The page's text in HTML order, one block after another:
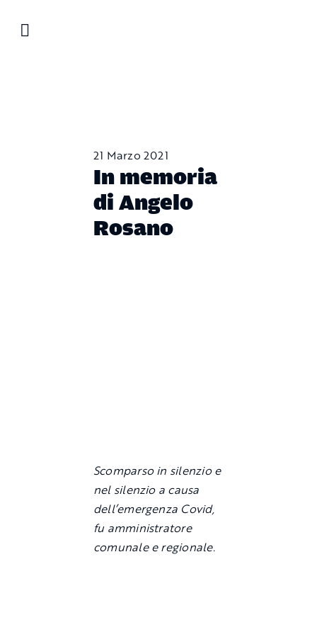
21 Marzo 2021
In memoria
di Angelo
Rosano
Scomparso in silenzio e
nel silenzio a causa
dell’emergenza Covid,
fu amministratore
comunale e regionale.